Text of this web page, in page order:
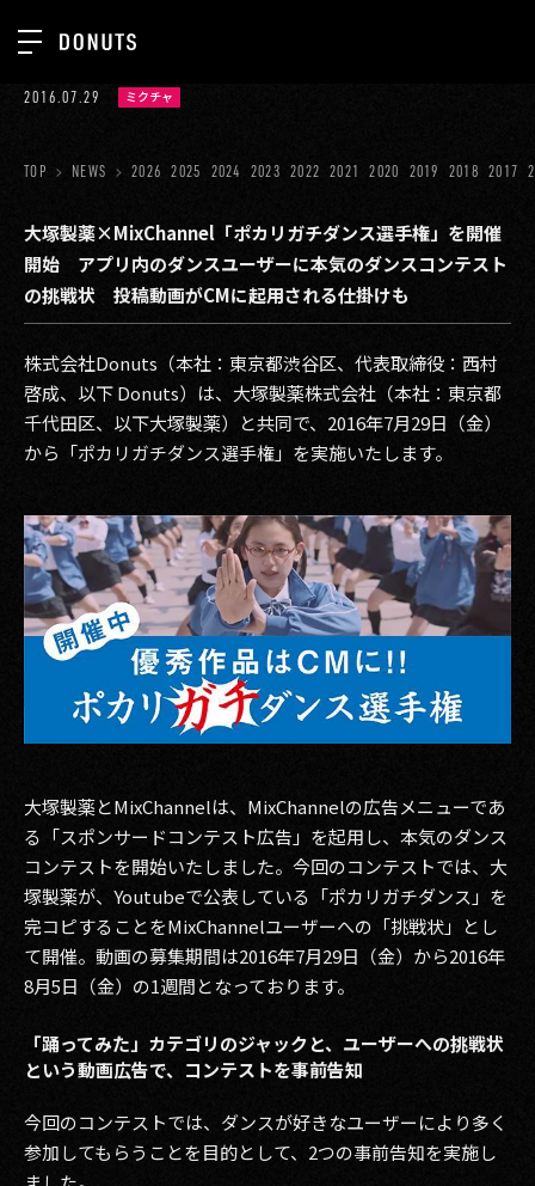
ジョブカン
ゲーム
ミクチャ
医療(CLIUS)
出版メディア
美少女図鑑
イベント
タテドラ
その他事業
2026
2025
2023
2022
2021
2020
2018
2017
2016
TOP
ABOUT
SERVICES
GROUP
RECRUIT
CONTACT
PRIVACY POLICY
2016.07.29 ミクチャ
TOP NEWS 2026 2025 2024 2023 2022 2021 2020 2019 2018 2017
大塚製薬×MixChannel「ポカリガチダンス選手権」を開催
開始 アプリ内のダンスユーザーに本気のダンスコンテスト
の挑戦状 投稿動画がCMに起用される仕掛けも
株式会社Donuts（本社：東京都渋谷区、代表取締役：西村
啓成、以下 Donuts）は、大塚製薬株式会社（本社：東京都
千代田区、以下大塚製薬）と共同で、2016年7月29日（金）
から「ポカリガチダンス選手権」を実施いたします。
大塚製薬とMixChannelは、MixChannelの広告メニューであ
る「スポンサードコンテスト広告」を起用し、本気のダンス
コンテストを開始いたしました。今回のコンテストでは、大
塚製薬が、Youtubeで公表している「ポカリガチダンス」を
完コピすることをMixChannelユーザーへの「挑戦状」とし
て開催。動画の募集期間は2016年7月29日（金）から2016年
8月5日（金）の1週間となっております。
「踊ってみた」カテゴリのジャックと、ユーザーへの挑戦状
という動画広告で、コンテストを事前告知
今回のコンテストでは、ダンスが好きなユーザーにより多く
参加してもらうことを目的として、2つの事前告知を実施し